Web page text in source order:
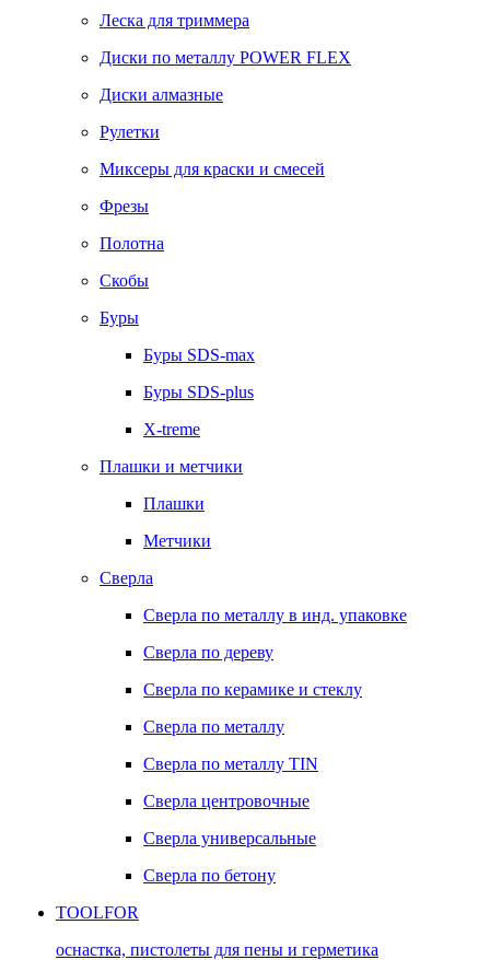
Леска для триммера
Диски по металлу POWER FLEX
Диски алмазные
Рулетки
Миксеры для краски и смесей
Фрезы
Полотна
Скобы
Буры
Буры SDS-max
Буры SDS-plus
X-treme
Плашки и метчики
Плашки
Метчики
Сверла
Сверла по металлу в инд. упаковке
Сверла по дереву
Сверла по керамике и стеклу
Сверла по металлу
Сверла по металлу TIN
Сверла центровочные
Сверла универсальные
Сверла по бетону
TOOLFOR
оснастка, пистолеты для пены и герметика